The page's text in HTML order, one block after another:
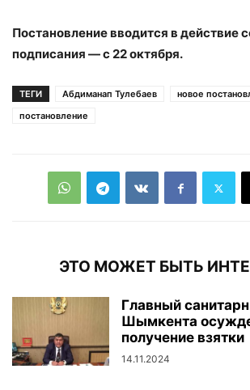
Постановление вводится в действие
подписания — с 22 октября.
ТЕГИ Абдиманап Тулебаев
новое
постановление
ЭТО МОЖЕТ БЫТЬ
Главный
Шымкента
получение взятки
14.11.2024